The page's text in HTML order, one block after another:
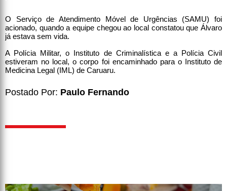
O Serviço de Atendimento Móvel de Urgências (SAMU) foi
acionado, quando a equipe chegou ao local constatou que Álvaro
já estava sem vida.
A Polícia Militar, o Instituto de Criminalística e a Polícia Civil
estiveram no local, o corpo foi encaminhado para o Instituto de
Medicina Legal (IML) de Caruaru.
Postado Por: Paulo Fernando